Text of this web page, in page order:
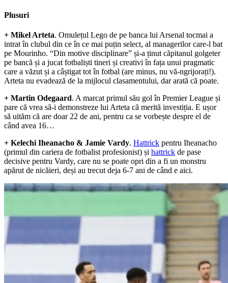
Plusuri
+ Mikel Arteta. Omulețul Lego de pe banca lui Arsenal tocmai a
intrat în clubul din ce în ce mai puțin select, al managerilor care-l bat
pe Mourinho. “Din motive disciplinare” și-a ținut căpitanul golgeter
pe bancă și a jucat fotbaliști tineri și creativi în fața unui pragmatic
care a văzut și a câștigat tot în fotbal (are minus, nu vă-ngrijorați!).
Arteta nu evadează de la mijlocul clasamentului, dar arată că poate.
+ Martin Odegaard. A marcat primul său gol în Premier League și
pare că vrea să-i demonstreze lui Arteta că merită investiția. E ușor
să uităm că are doar 22 de ani, pentru ca se vorbește despre el de
când avea 16…
+ Kelechi Iheanacho & Jamie Vardy. Hattrick pentru Iheanacho
(primul din cariera de fotbalist profesionist) și hattrick de pase
decisive pentru Vardy, care nu se poate opri din a fi un monstru
apărut de nicăieri, deși au trecut deja 6-7 ani de când e aici.